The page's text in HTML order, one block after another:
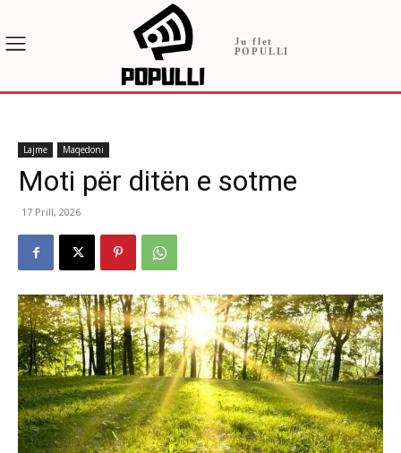
Ju flet
POPULLI
Lajme Maqedoni
Moti për ditën e sotme
17 Prill, 2026